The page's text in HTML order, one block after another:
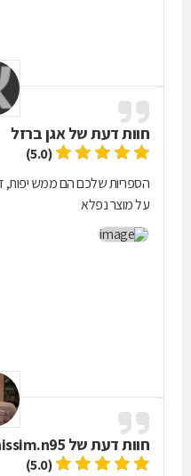
חוות דעת שלאגן ברזל
(5.0)
הספריות שלכם הם ממש יפות,
על מוצר נפלא
חוות דעת של
(5.0)